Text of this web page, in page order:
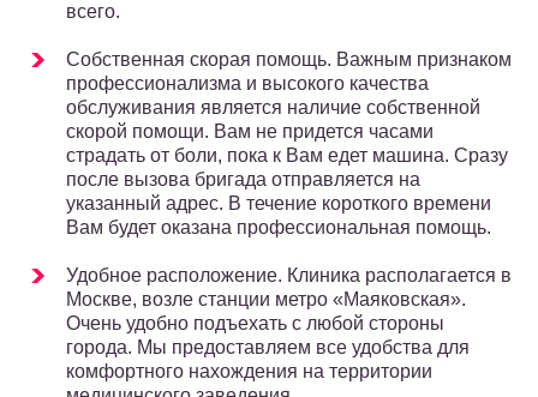
всего.
Собственная скорая помощь. Важным признаком
профессионализма и высокого качества
обслуживания является наличие собственной
скорой помощи. Вам не придется часами
страдать от боли, пока к Вам едет машина. Сразу
после вызова бригада отправляется на
указанный адрес. В течение короткого времени
Вам будет оказана профессиональная помощь.
Удобное расположение. Клиника располагается в
Москве, возле станции метро «Маяковская».
Очень удобно подъехать с любой стороны
города. Мы предоставляем все удобства для
комфортного нахождения на территории